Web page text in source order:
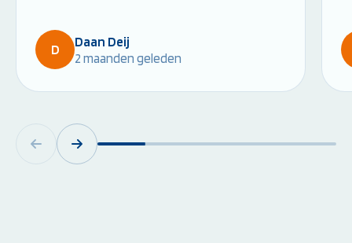
D
Daan Deij
2 maanden geleden